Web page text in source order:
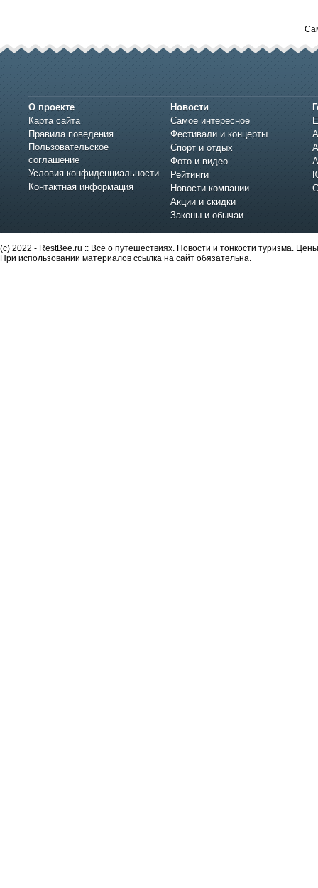
О проекте
Карта сайта
Правила поведения
Пользовательское
соглашение
Условия конфиденциальности
Контактная информация
Новости
Самое интересное
Фестивали и концерты
Спорт и отдых
Фото и видео
Рейтинги
Новости компании
Акции и скидки
Законы и обычаи
(c) 2022 - RestBee.ru :: Всё о путешествиях. Новости и тонкости туризма.
При использовании материалов ссылка на сайт обязательна.